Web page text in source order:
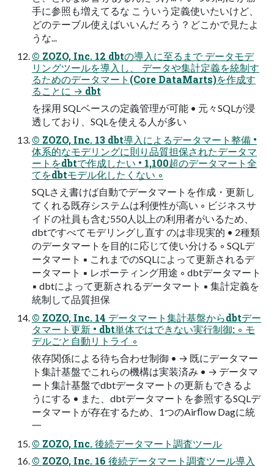
手に参照も増えてるな こういう定義使いたいけど、
どのテーブル使えばいいんだ ろう？どこかで見たよ
うな...
© ZOZO, Inc. 12 dbtの導入に至るまで データモデ
リングツールを導入し、 データや集計定義を統制す
るためのデータマート(Core DataMarts)を作成す
ることに → dbt
を採用 SQLベースの定義管理が可能 • 元々SQLが浸
透しており、SQLを使える人が多い
© ZOZO, Inc. 13 dbt導入によるデータマート整備 •
体系的なモデリングに則り品質担保されたデータマ
ートをdbtで作成したい • 1,100超のデータマート全
てをdbtモデル化したくない ◦
SQLさえ書けば自動でデータマートを作成・更新し
てくれる既存システムは利便性が高い ◦ ビジネスサ
イドの社員も含む550人以上の利用者がいるため、
dbtですべてモデリングし直す のは非現実的 • 2種類
のデータマートを目的に応じて使い分ける ◦ SQLデ
ータマート ▪ これまでのSQLによって更新されるデ
ータマート ▪ レポーティング用途 ◦ dbtデータマート
▪ dbtによって更新されるデータマート ▪ 集計定義を
統制して品質担保
© ZOZO, Inc. 14 データマート集計基盤からdbtデー
タマート更新 • dbt単体ではできない実行制御: ◦ モ
デルごと自動リトライ ◦
依存関係による待ち合わせ制御 • → 既にデータマー
ト集計基盤でこれらの機構は実装済み • → データマ
ート集計基盤でdbtデータマートの更新もできるよ
うにする • また、dbtデータマートを参照するSQLデ
ータマートが存在するため、1つのAirﬂow Dagに統
一
© ZOZO, Inc. 後続データマート調査ツール
© ZOZO, Inc. 16 後続データマート調査ツール導入